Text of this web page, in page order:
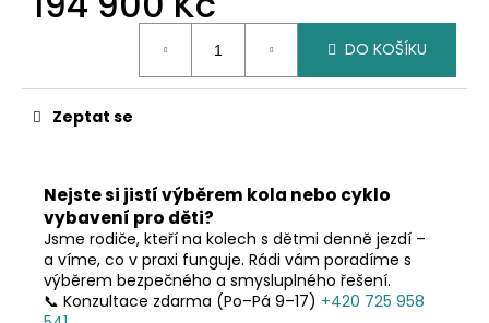
DO KOŠÍKU
Zeptat se
Nejste si jistí výběrem kola nebo cyklo
vybavení pro děti?
Jsme rodiče, kteří na kolech s dětmi denně jezdí –
a víme, co v praxi funguje. Rádi vám poradíme s
výběrem bezpečného a smysluplného řešení.
📞 Konzultace zdarma (Po–Pá 9–17) +420 725 958
č
u